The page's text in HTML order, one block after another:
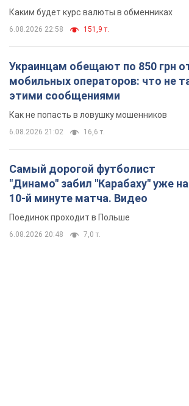
6.08.2026 21:02 16,6 т.
Самый дорогой футболист
"Динамо" забил "Карабаху" уже на
10-й минуте матча. Видео
Поединок проходит в Польше
6.08.2026 20:48 7,0 т.